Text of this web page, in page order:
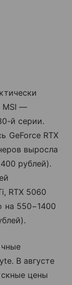
MSI —
й серии.
GeForce RTX
выросла
рублей).
RTX 5060
на 550−1400
В августе
цены